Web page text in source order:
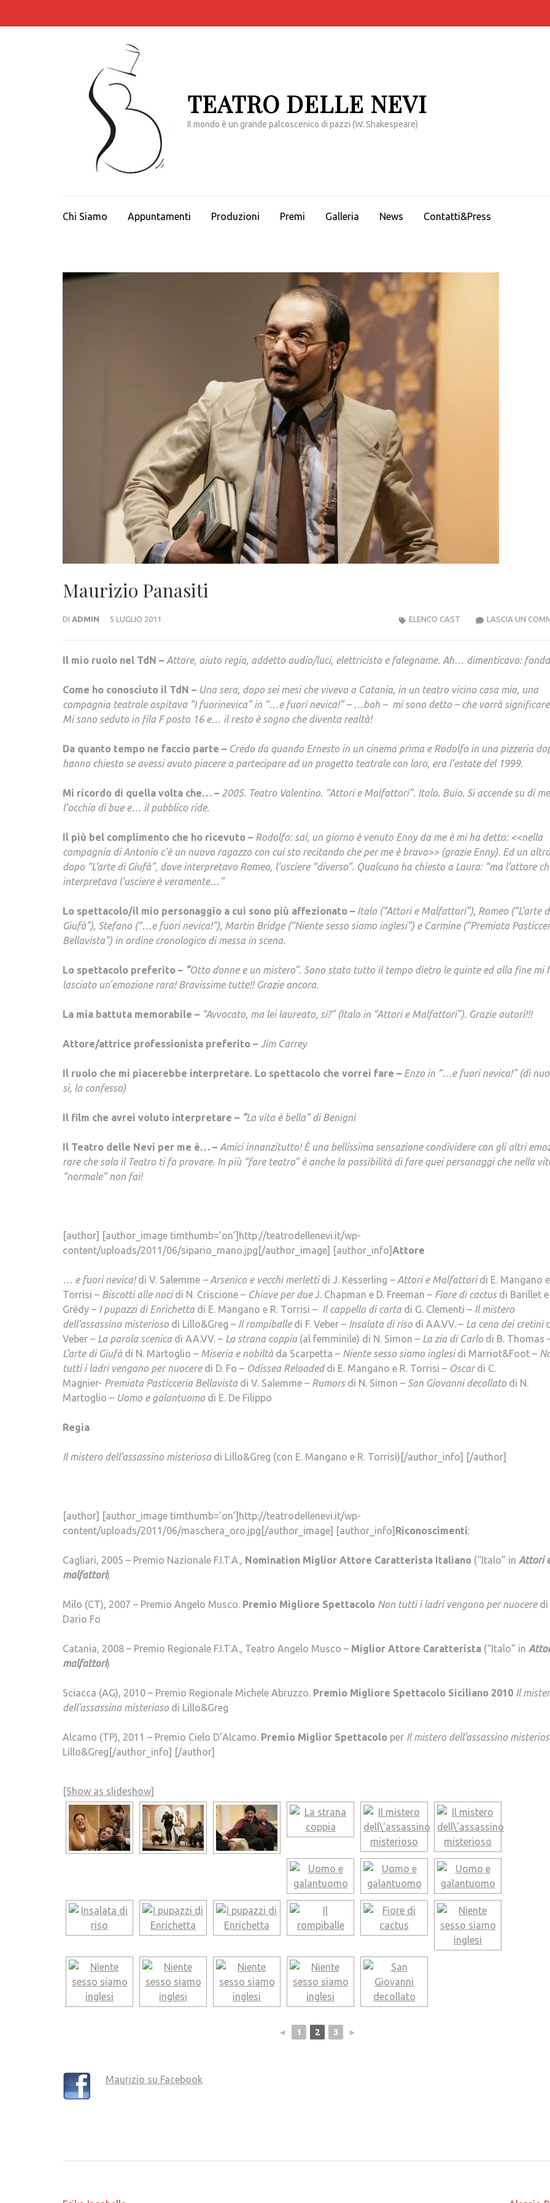
TEATRO DELLE NEVI
Il mondo è un grande palcoscenico di pazzi (W. Shakespeare)
Chi Siamo Appuntamenti Produzioni Premi Galleria News Contatti&Press
Maurizio Panasiti
DI ADMIN 5 LUGLIO 2011 LASCIA UN
ELENCO CAST
Il mio ruolo nel TdN – Attore, aiuto regia, addetto audio/luci, elettricista e falegname. Ah… dimenticavo:
Come ho conosciuto il TdN – Una sera, dopo sei mesi che vivevo a Catania, in un teatro vicino casa mia, una
compagnia teatrale ospitava “I fuorinevica” in “…e fuori nevica!” – …boh – mi sono detto – che vorrà
Mi sono seduto in fila F posto 16 e… il resto è sogno che diventa realtà!
Da quanto tempo ne faccio parte – Credo da quando Ernesto in un cinema prima e Rodolfo in una pizzeria
hanno chiesto se avessi avuto piacere a partecipare ad un progetto teatrale con loro, era l’estate del 1999.
Mi ricordo di quella volta che… – 2005. Teatro Valentino. “Attori e Malfattori”. Italo. Buio. Si accende su di me
l’occhio di bue e… il pubblico ride.
Il più bel complimento che ho ricevuto – Rodolfo: sai, un giorno è venuto Enny da me è mi ha detto: <<nella
compagnia di Antonio c’è un nuovo ragazzo con cui sto recitando che per me è bravo>> (grazie Enny). Ed un altro
dopo “L’arte di Giufà”, dove interpretavo Romeo, l’usciere “diverso”. Qualcuno ha chiesto a Laura: “ma l’attore
interpretava l’usciere è veramente…”
Lo spettacolo/il mio personaggio a cui sono più affezionato – Italo (“Attori e Malfattori”), Romeo (“L’arte
Giufà”), Stefano (“…e fuori nevica!”), Martin Bridge (“Niente sesso siamo inglesi”) e Carmine (“Premiata
Bellavista”) in ordine cronologico di messa in scena.
Lo spettacolo preferito – “Otto donne e un mistero”. Sono stato tutto il tempo dietro le quinte ed alla fine mi
lasciato un’emozione rara! Bravissime tutte!! Grazie ancora.
La mia battuta memorabile – “Avvocato, ma lei laureato, si?” (Italo in “Attori e Malfattori”). Grazie autori!!!
Attore/attrice professionista preferito – Jim Carrey
Il ruolo che mi piacerebbe interpretare. Lo spettacolo che vorrei fare – Enzo in “…e fuori nevica!” (di
si, lo confesso)
Il film che avrei voluto interpretare – “La vita è bella” di Benigni
Il Teatro delle Nevi per me è… – Amici innanzitutto! È una bellissima sensazione condividere con gli altri
rare che solo il Teatro ti fa provare. In più “fare teatro” è anche la possibilità di fare quei personaggi che nella
“normale” non fai!
[author] [author_image timthumb=’on’]http://teatrodellenevi.it/wp-
content/uploads/2011/06/sipario_mano.jpg[/author_image] [author_info]Attore
… e fuori nevica!di V. Salemme – Arsenico e vecchi merletti di J. Kesserling – Attori e Malfattoridi E. Mangano e
Torrisi – Biscotti alle nocidi N. Criscione – Chiave per dueJ. Chapman e D. Freeman – Fiore di cactusdi Barillet e
Grédy – I pupazzi di Enrichetta di E. Mangano e R. Torrisi – Il cappello di carta di G. Clementi – Il mistero
dell’assassino misterioso di Lillo&Greg – Il rompiballedi F. Veber – Insalata di riso di AA.VV. – La cena dei cretini
Veber – La parola scenica di AA.VV. – La strana coppia (al femminile) di N. Simon – La zia di Carlo di B. Thomas
L’arte di Giufà di N. Martoglio – Miseria e nobiltà da Scarpetta – Niente sesso siamo inglesidi Marriot&Foot –
tutti i ladri vengono per nuoceredi D. Fo – Odissea Reloadeddi E. Mangano e R. Torrisi – Oscardi C.
Magnier- Premiata Pasticceria Bellavista di V. Salemme – Rumorsdi N. Simon – San Giovanni decollato di N.
Martoglio – Uomo e galantuomo di E. De Filippo
Regia
Il mistero dell’assassino misterioso di Lillo&Greg (con E. Mangano e R. Torrisi)[/author_info] [/author]
[author] [author_image timthumb=’on’]http://teatrodellenevi.it/wp-
content/uploads/2011/06/maschera_oro.jpg[/author_image] [author_info] Riconoscimenti:
Cagliari, 2005 – Premio Nazionale F.I.T.A., Nomination Miglior Attore Caratterista Italiano (“Italo” in Attori
malfattori)
Milo (CT), 2007 – Premio Angelo Musco. Premio Migliore Spettacolo Non tutti i ladri vengono per nuocere di
Dario Fo
Catania, 2008 – Premio Regionale F.I.T.A., Teatro Angelo Musco – Miglior Attore Caratterista (“Italo” in
malfattori)
Sciacca (AG), 2010 – Premio Regionale Michele Abruzzo. Premio Migliore Spettacolo Siciliano 2010 Il
dell’assassino misterioso di Lillo&Greg
Alcamo (TP), 2011 – Premio Cielo D’Alcamo. Premio Miglior Spettacolo per Il mistero dell’assassino
Lillo&Greg[/author_info] [/author]
[Show as slideshow]
◄ 1 2 3 ►
Maurizio su Facebook